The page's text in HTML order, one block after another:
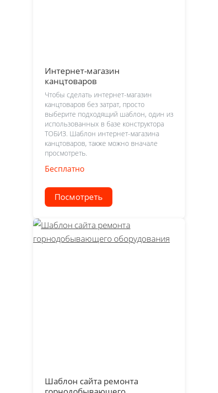
Интернет-магазин
канцтоваров
Чтобы сделать интернет-магазин
канцтоваров без затрат, просто
выберите подходящий шаблон, один из
использованных в базе конструктора
ТОБИЗ. Шаблон интернет-магазина
канцтоваров, также можно вначале
просмотреть.
Бесплатно
Посмотреть
Шаблон сайта ремонта